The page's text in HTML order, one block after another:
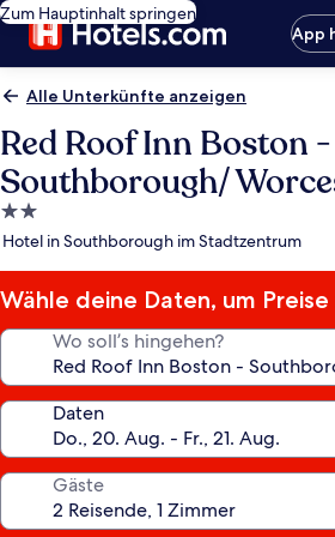
Zum Hauptinhalt springen
App
Alle Unterkünfte anzeigen
Red Roof Inn Boston -
Southborough/
2.0-
Sterne-
Hotel in Southborough im Stadtzentrum
Wähle deine Daten, um Preise
Wo soll’s hingehen?
Daten
Gäste